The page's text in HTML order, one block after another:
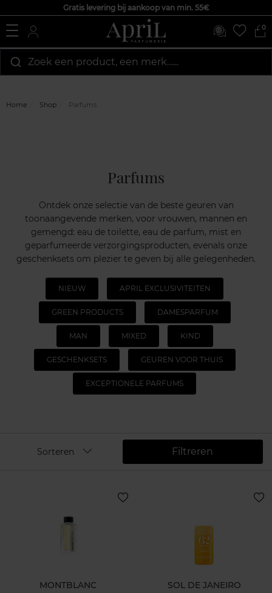
Gratis levering bij aankoop van min. 55€
0
Zoek een product, een merk…...
Home Shop Parfums
Parfums
Ontdek onze selectie van de beste geuren van
toonaangevende merken, voor vrouwen, mannen en
gemengd: eau de toilette, eau de parfum, mist en
geparfumeerde verzorgingsproducten, evenals onze
geschenksets om plezier te geven bij alle gelegenheden.
NIEUW APRIL EXCLUSIVITEITEN
GREEN PRODUCTS DAMESPARFUM
MAN MIXED KIND
GESCHENKSETS GEUREN VOOR THUIS
EXCEPTIONELE PARFUMS
Filtreren
Sorteren
MONTBLANC SOL DE JANEIRO